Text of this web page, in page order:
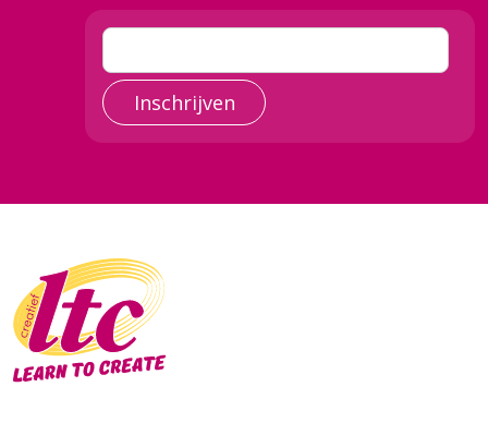
Inschrijven